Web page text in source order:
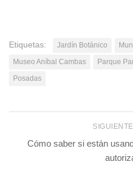
Etiquetas: Jardín Botánico
Museo Aníbal Cambas
Parque
Posadas
Cómo saber si están